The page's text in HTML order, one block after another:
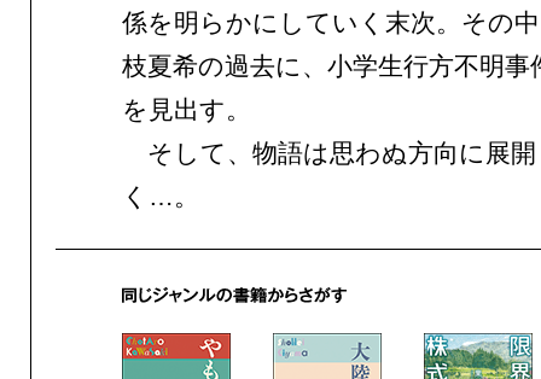
係を明らかにしていく末次。その
枝夏希の過去に、小学生行方不明事
を見出す。
そして、物語は思わぬ方向に展
く…。